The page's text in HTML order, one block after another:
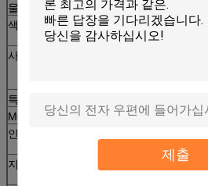
제출
물자
LDPE
색깔
인쇄하고 있습니다 비
좋)
사용법
특징
MOQ
50000PCS
인용
제품의 물자, 크기의 간
지불
선적 또는 L/C, D/P.의